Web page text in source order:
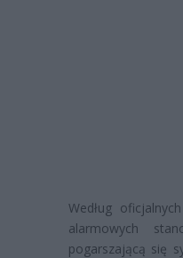
Według
alarmowych
pogarszającą się